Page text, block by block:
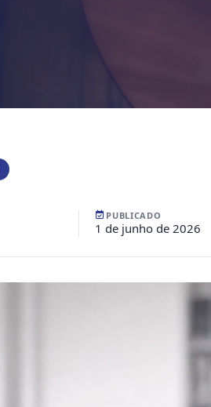
PUBLICADO
1 de junho de 2026